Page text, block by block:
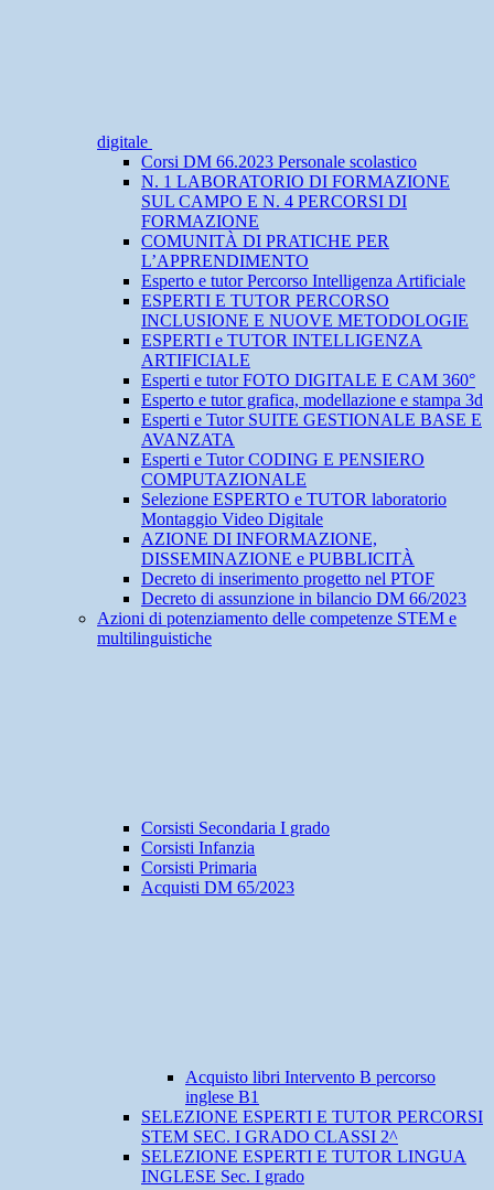
digitale
Corsi DM 66.2023 Personale scolastico
N. 1 LABORATORIO DI FORMAZIONE
SUL CAMPO E N. 4 PERCORSI DI
FORMAZIONE
COMUNITÀ DI PRATICHE PER
L’APPRENDIMENTO
Esperto e tutor Percorso Intelligenza Artificiale
ESPERTI E TUTOR PERCORSO
INCLUSIONE E NUOVE METODOLOGIE
ESPERTI e TUTOR INTELLIGENZA
ARTIFICIALE
Esperti e tutor FOTO DIGITALE E CAM 360°
Esperto e tutor grafica, modellazione e stampa 3d
Esperti e Tutor SUITE GESTIONALE BASE E
AVANZATA
Esperti e Tutor CODING E PENSIERO
COMPUTAZIONALE
Selezione ESPERTO e TUTOR laboratorio
Montaggio Video Digitale
AZIONE DI INFORMAZIONE,
DISSEMINAZIONE e PUBBLICITÀ
Decreto di inserimento progetto nel PTOF
Decreto di assunzione in bilancio DM 66/2023
Azioni di potenziamento delle competenze STEM e
multilinguistiche
Corsisti Secondaria I grado
Corsisti Infanzia
Corsisti Primaria
Acquisti DM 65/2023
Acquisto libri Intervento B percorso
inglese B1
SELEZIONE ESPERTI E TUTOR PERCORSI
STEM SEC. I GRADO CLASSI 2^
SELEZIONE ESPERTI E TUTOR LINGUA
INGLESE Sec. I grado